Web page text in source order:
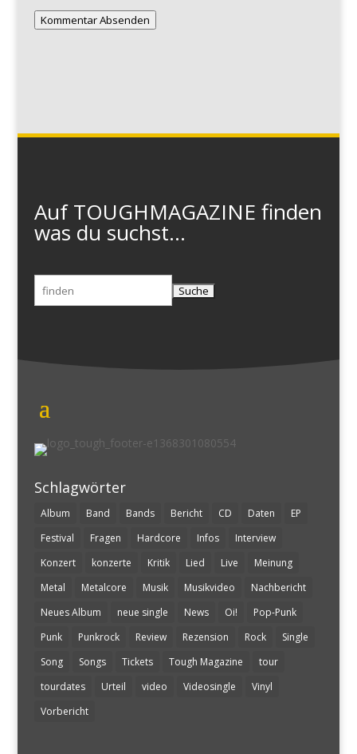
Kommentar Absenden
Auf TOUGHMAGAZINE finden
was du suchst...
Suchen
nach:
Schlagwörter
Album Band Bands Bericht CD Daten
EP
Festival
Fragen Hardcore Infos
Interview
Konzert
konzerte Kritik Lied Live
Meinung
Metal
Metalcore Musik Musikvideo
Nachbericht
Neues Album
neue single News Oi!
Pop-Punk
Punk
Punkrock Review Rezension Rock
Single
Song
Songs Tickets Tough Magazine
tour
tourdates
Urteil video Videosingle
Vinyl
Vorbericht